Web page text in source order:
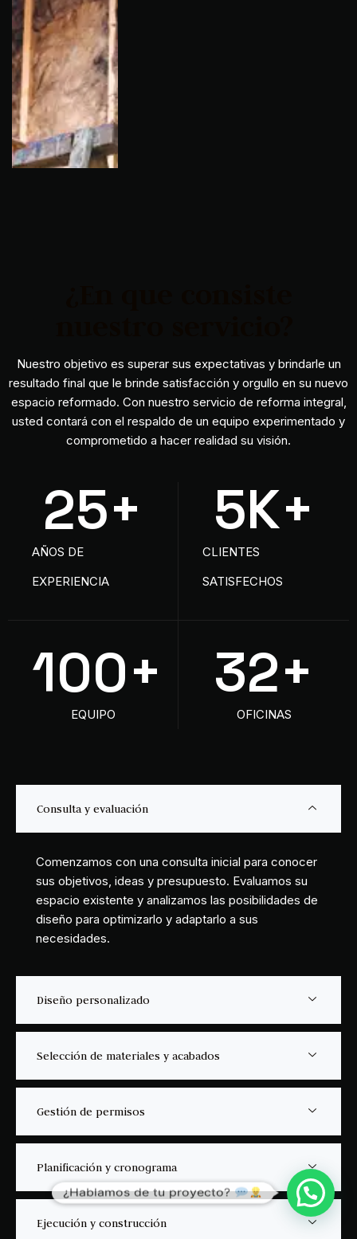
nuestro servicio?
Nuestro objetivo es superar sus expectativas y brindarle un
resultado final que le brinde satisfacción y orgullo en su nuevo
espacio reformado. Con nuestro servicio de reforma integral,
usted contará con el respaldo de un equipo experimentado y
AÑOS DE
25+
CLIENTES
5K+
100+ 32+
Consulta y evaluación
Comenzamos con una consulta inicial para conocer
sus objetivos, ideas y presupuesto. Evaluamos su
espacio existente y analizamos las posibilidades de
diseño para optimizarlo y adaptarlo a sus
Diseño personalizado
Selección de materiales y acabados
Gestión de permisos
Planificación y cronograma
¿Hablamos de tu proyecto?